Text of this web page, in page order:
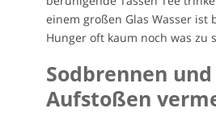
einem großen Glas Wasser ist
Hunger oft kaum noch was zu
Sodbrennen und
Aufstoßen